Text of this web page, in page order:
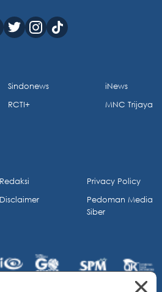
Sindonews
RCTI+
iNews
MNC Trijaya
Redaksi
Disclaimer
Privacy Policy
Pedoman Media
Siber